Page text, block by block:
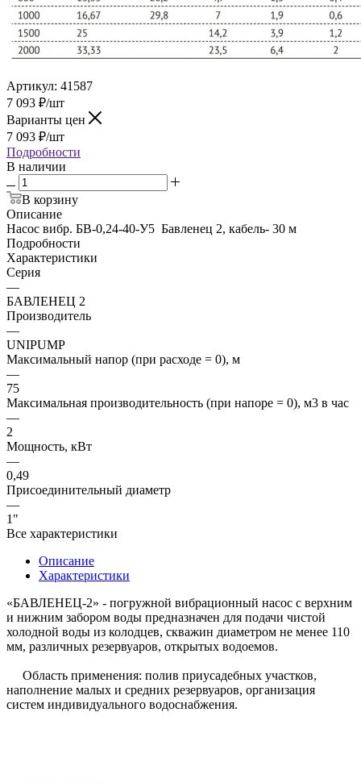
Артикул: 41587
7 093 ₽/шт
Варианты цен
7 093 ₽/шт
Подробности
В наличии
В корзину
Описание
Насос вибр. БВ-0,24-40-У5 Бавленец 2, кабель- 30 м
Подробности
Характеристики
Серия
—
БАВЛЕНЕЦ 2
Производитель
—
UNIPUMP
Максимальный напор (при расходе = 0), м
—
75
Максимальная производительность (при напоре = 0), м3 в час
—
2
Мощность, кВт
—
0,49
Присоединительный диаметр
—
1"
Все характеристики
Описание
Характеристики
«БАВЛЕНЕЦ-2» - погружной вибрационный насос с верхним
и нижним забором воды предназначен для подачи чистой
холодной воды из колодцев, скважин диаметром не менее 110
мм, различных резервуаров, открытых водоемов.
Область применения: полив приусадебных участков,
наполнение малых и средних резервуаров, организация
систем индивидуального водоснабжения.